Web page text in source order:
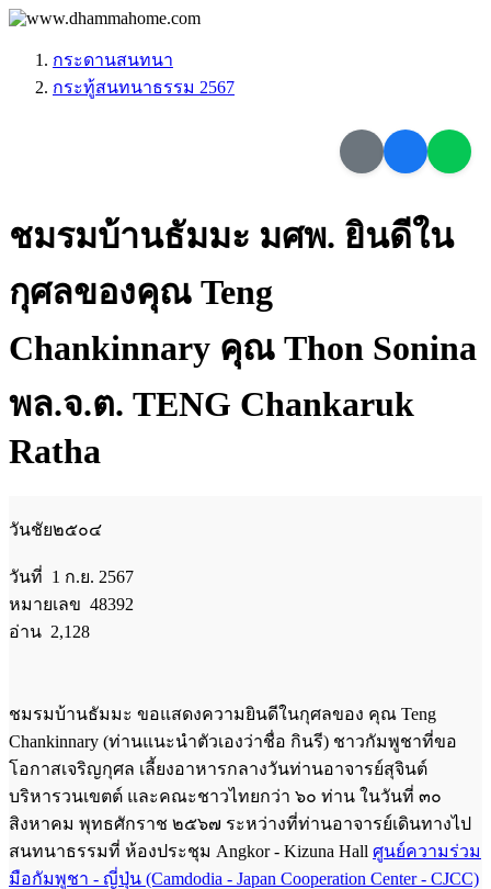
กระดานสนทนา
กระทู้สนทนาธรรม 2567
ชมรมบ้านธัมมะ มศพ. ยินดีใน
กุศลของคุณ Teng
Chankinnary คุณ Thon Sonina
พล.จ.ต. TENG Chankaruk
Ratha
วันชัย๒๕๐๔
วันที่ 1 ก.ย. 2567
หมายเลข 48392
อ่าน 2,128
ชมรมบ้านธัมมะ ขอแสดงความยินดีในกุศลของ คุณ Teng
Chankinnary (ท่านแนะนำตัวเองว่าชื่อ กินรี) ชาวกัมพูชาที่ขอ
โอกาสเจริญกุศล เลี้ยงอาหารกลางวันท่านอาจารย์สุจินต์
บริหารวนเขตต์ และคณะชาวไทยกว่า ๖๐ ท่าน ในวันที่ ๓๐
สิงหาคม พุทธศักราช ๒๕๖๗ ระหว่างที่ท่านอาจารย์เดินทางไป
สนทนาธรรมที่ ห้องประชุม Angkor - Kizuna Hall ศูนย์ความร่วม
มือกัมพูชา - ญี่ปุ่น (Camdodia - Japan Cooperation Center - CJCC)